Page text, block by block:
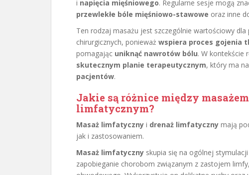
i napięcia mięśniowego. Regularne sesje mogą
przewlekłe bóle mięśniowo-stawowe oraz inne
Ten rodzaj masażu jest szczególnie wartościowy
chirurgicznych, ponieważ wspiera proces gojenia
pomagając uniknąć nawrotów bólu. W kontekście
skutecznym planie terapeutycznym, który ma
pacjentów.
Jakie są różnice między
limfatycznym?
Masaż limfatyczny i drenaż limfatyczny mają
jak i zastosowaniem.
Masaż limfatyczny skupia się na ogólnej
zapobieganie chorobom związanym z zastojem